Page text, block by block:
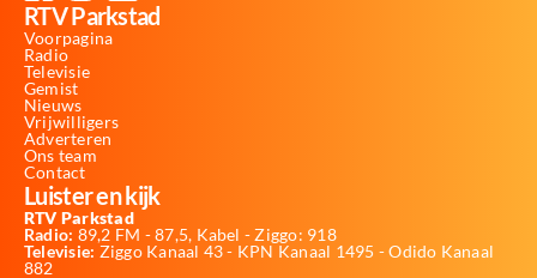
RTV Parkstad
Voorpagina
Radio
Televisie
Gemist
Nieuws
Vrijwilligers
Adverteren
Ons team
Contact
Luister en kijk
RTV Parkstad
Radio: 89,2 FM - 87,5, Kabel - Ziggo: 918
Televisie: Ziggo Kanaal 43 - KPN Kanaal 1495 - Odido Kanaal
882